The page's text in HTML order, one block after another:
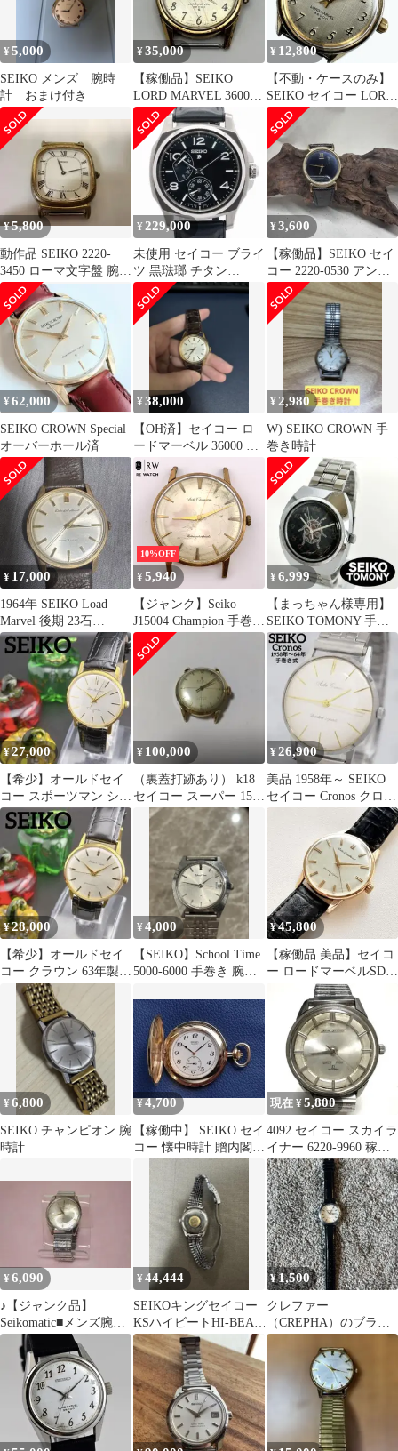
¥5,000
SEIKO メンズ 腕時
計 おまけ付き
¥35,000
【稼働品】SEIKO
LORD MARVEL 36000
手巻き時計 本体のみ
¥ 12,800
【不動・ケースのみ】
SEIKO セイコー LORD
MAEVEL 5740-8000 手
巻き 腕時計
¥5,800
動作品 SEIKO 2220-
3450 ローマ文字盤 腕時
計
¥ 229,000
未使用 セイコー ブライ
ツ 黒琺瑯 チタン
SAGN005 4S29-00A0
¥3,600
【稼働品】SEIKO セイ
コー 2220-0530 アンテ
ィーク 手巻き
¥62,000
SEIKO CROWN Special
オーバーホール済
¥38,000
【OH済】セイコー ロ
ードマーベル 36000 手
巻き 5740-8000
¥ 2,980
W) SEIKO CROWN 手
巻き時計
¥ 17,000
1964年 SEIKO Load
Marvel 後期 23石
14KGF 手巻き
10%OFF
¥5,940
【ジャンク】Seiko
J15004 Champion 手巻き
時計 ゴールド
¥6,999
【まっちゃん様専用】
SEIKO TOMONY 手巻
き シルバー 時計 稼働
¥27,000
【希少】オールドセイ
コー スポーツマン シル
バー 手巻き メンズ腕時
計 レトロ
¥ 100,000
（裏蓋打跡あり） k18
セイコー スーパー 15石
22.3g
¥26,900
美品 1958年～ SEIKO
セイコー Cronos クロノ
¥28,000
【希少】オールドセイ
コー クラウン 63年製
シルバー 手巻き メンズ
腕時計
¥4,000
【SEIKO】School Time
5000-6000 手巻き 腕時
¥45,800
【稼働品 美品】セイコ
ー ロードマーベルSD文
字盤 アンティーク時計
15023E
¥6,800
SEIKO チャンピオン 腕
時計
¥4,700
【稼働中】 SEIKO セイ
コー 懐中時計 贈内閣総
理大臣刻印 ゴールド
現在 ¥5,800
4092 セイコー スカイラ
イナー 6220-9960 稼働
品
¥6,090
♪【ジャンク品】
Seikomatic■メンズ腕時
計■30 JEWELS■57
¥44,444
SEIKOキングセイコー
KSハイビートHI-BEAT
ビンテージ
¥1,500
クレファー
（CREPHA）のブラン
ド、AVANTINO（アバ
ンティーノ）